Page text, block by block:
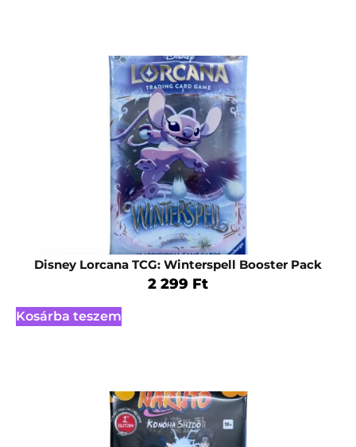
Disney Lorcana TCG: Winterspell Booster Pack
2 299 Ft
Kosárba teszem